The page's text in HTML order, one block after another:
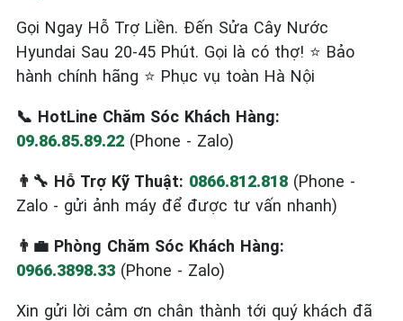
Gọi Ngay Hỗ Trợ Liền. Đến Sửa Cây Nước
Hyundai Sau 20-45 Phút. Gọi là có thợ! ⭐ Bảo
hành chính hãng ⭐ Phục vụ toàn Hà Nội
📞 HotLine Chăm Sóc Khách Hàng:
09.86.85.89.22 (Phone - Zalo)
👨‍🔧 Hỗ Trợ Kỹ Thuật: 0866.812.818 (Phone -
Zalo - gửi ảnh máy để được tư vấn nhanh)
👨‍💼 Phòng Chăm Sóc Khách Hàng:
0966.3898.33 (Phone - Zalo)
Xin gửi lời cảm ơn chân thành tới quý khách đã